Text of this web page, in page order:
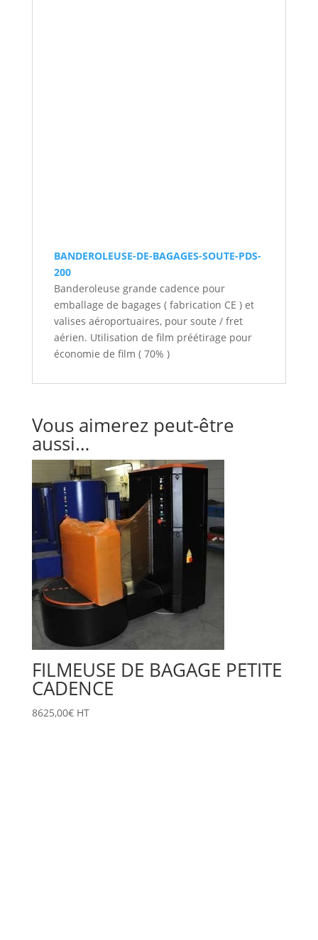
BANDEROLEUSE-DE-BAGAGES-SOUTE-PDS-
200
Banderoleuse grande cadence pour
emballage de bagages ( fabrication CE ) et
valises aéroportuaires, pour soute / fret
aérien. Utilisation de film préétirage pour
économie de film ( 70% )
Vous aimerez peut-être
aussi…
FILMEUSE DE BAGAGE PETITE
CADENCE
8625,00€ HT